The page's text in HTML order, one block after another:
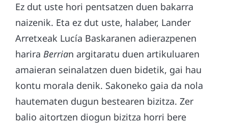
Ez dut uste hori pentsatzen duen bakarra
naizenik. Eta ez dut uste, halaber, Lander
Arretxeak Lucía Baskaranen adierazpenen
harira Berrian argitaratu duen artikuluaren
amaieran seinalatzen duen bidetik, gai hau
kontu morala denik. Sakoneko gaia da nola
hautematen dugun bestearen bizitza. Zer
balio aitortzen diogun bizitza horri bere